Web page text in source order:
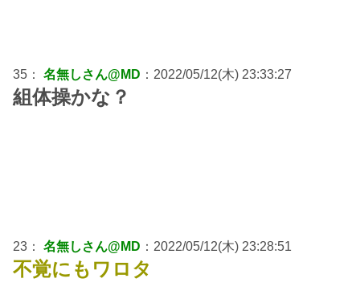
35： 名無しさん@MD ：2022/05/12(木) 23:33:27
組体操かな？
23： 名無しさん@MD ：2022/05/12(木) 23:28:51
不覚にもワロタ